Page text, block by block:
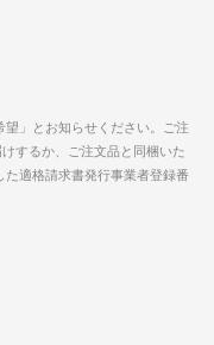
」とお知らせください。ご注
するか、ご注文品と同梱いた
た適格請求書発行事業者登録番